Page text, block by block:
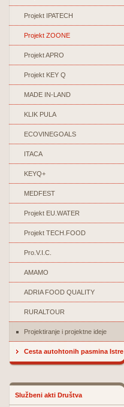
Projekt IPATECH
Projekt ZOONE
Projekt APRO
Projekt KEY Q
MADE IN-LAND
KLIK PULA
ECOVINEGOALS
ITACA
KEYQ+
MEDFEST
Projekt EU.WATER
Projekt TECH.FOOD
Pro.V.I.C.
AMAMO
ADRIA FOOD QUALITY
RURALTOUR
Projektiranje i projektne ideje
Cesta autohtonih pasmina Istre
Službeni akti Društva